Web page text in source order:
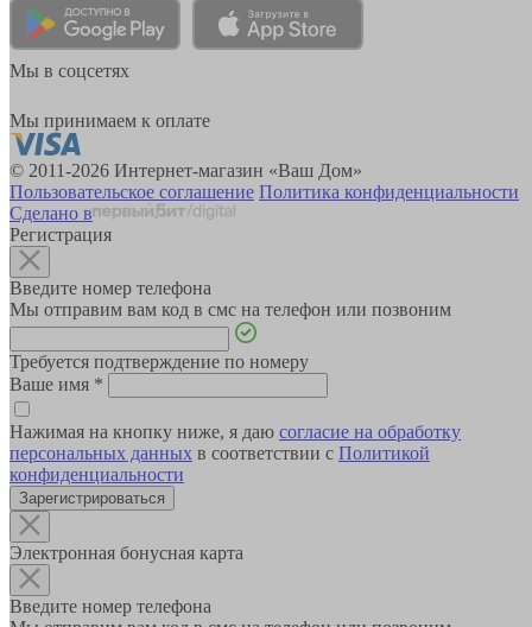
Мы в соцсетях
Мы принимаем к оплате
© 2011-2026 Интернет-магазин «Ваш Дом»
Пользовательское соглашение Политика конфиденциальности
Сделано в
Регистрация
Введите номер телефона
Мы отправим вам код в смс на телефон или позвоним
Требуется подтверждение по номеру
Ваше имя *
Нажимая на кнопку ниже, я даю согласие на обработку
персональных данных в соответствии с Политикой
конфиденциальности
Зарегистрироваться
Электронная бонусная карта
Введите номер телефона